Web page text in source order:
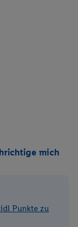
mich
Punkte zu